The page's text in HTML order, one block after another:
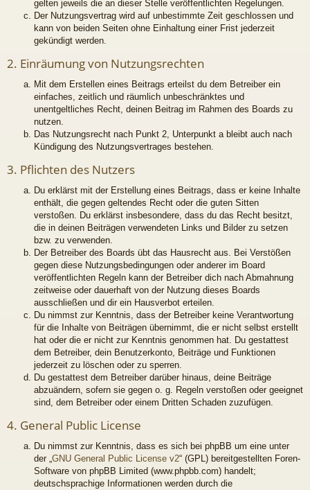
gelten jeweils die an dieser Stelle veröffentlichten Regelungen.
Der Nutzungsvertrag wird auf unbestimmte Zeit geschlossen und
kann von beiden Seiten ohne Einhaltung einer Frist jederzeit
gekündigt werden.
2. Einräumung von Nutzungsrechten
Mit dem Erstellen eines Beitrags erteilst du dem Betreiber ein
einfaches, zeitlich und räumlich unbeschränktes und
unentgeltliches Recht, deinen Beitrag im Rahmen des Boards zu
nutzen.
Das Nutzungsrecht nach Punkt 2, Unterpunkt a bleibt auch nach
Kündigung des Nutzungsvertrages bestehen.
3. Pflichten des Nutzers
Du erklärst mit der Erstellung eines Beitrags, dass er keine Inhalte
enthält, die gegen geltendes Recht oder die guten Sitten
verstoßen. Du erklärst insbesondere, dass du das Recht besitzt,
die in deinen Beiträgen verwendeten Links und Bilder zu setzen
bzw. zu verwenden.
Der Betreiber des Boards übt das Hausrecht aus. Bei Verstößen
gegen diese Nutzungsbedingungen oder anderer im Board
veröffentlichten Regeln kann der Betreiber dich nach Abmahnung
zeitweise oder dauerhaft von der Nutzung dieses Boards
ausschließen und dir ein Hausverbot erteilen.
Du nimmst zur Kenntnis, dass der Betreiber keine Verantwortung
für die Inhalte von Beiträgen übernimmt, die er nicht selbst erstellt
hat oder die er nicht zur Kenntnis genommen hat. Du gestattest
dem Betreiber, dein Benutzerkonto, Beiträge und Funktionen
jederzeit zu löschen oder zu sperren.
Du gestattest dem Betreiber darüber hinaus, deine Beiträge
abzuändern, sofern sie gegen o. g. Regeln verstoßen oder geeignet
sind, dem Betreiber oder einem Dritten Schaden zuzufügen.
4. General Public License
Du nimmst zur Kenntnis, dass es sich bei phpBB um eine unter
der „GNU General Public License v2“ (GPL) bereitgestellten Foren-
Software von phpBB Limited (www.phpbb.com) handelt;
deutschsprachige Informationen werden durch die